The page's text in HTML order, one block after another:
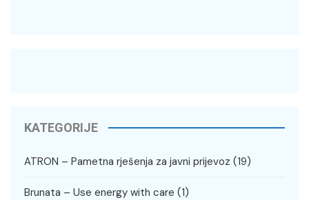
KATEGORIJE
ATRON – Pametna rješenja za javni prijevoz (19)
Brunata – Use energy with care (1)